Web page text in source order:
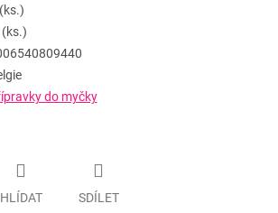
do myčky
HLÍDAT SDÍLET